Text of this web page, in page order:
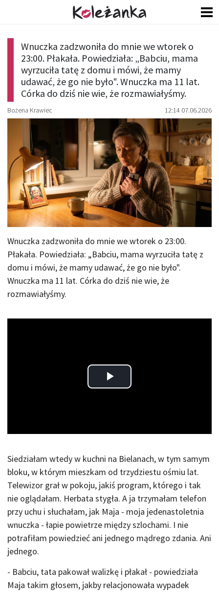
Wnuczka zadzwoniła do mnie we wtorek o
23:00. Płakała. Powiedziała: „Babciu, mama
wyrzuciła tatę z domu i mówi, że mamy
udawać, że go nie było". Wnuczka ma 11 lat.
Córka do dziś nie wie, że rozmawiałyśmy.
Bożena Krawiec 12:14 07.06.2026
Wnuczka zadzwoniła do mnie we wtorek o 23:00.
Płakała. Powiedziała: „Babciu, mama wyrzuciła tatę z
domu i mówi, że mamy udawać, że go nie było".
Wnuczka ma 11 lat. Córka do dziś nie wie, że
rozmawiałyśmy.
Play
Siedziałam wtedy w kuchni na Bielanach, w tym samym
bloku, w którym mieszkam od trzydziestu ośmiu lat.
Telewizor grał w pokoju, jakiś program, którego i tak
nie oglądałam. Herbata stygła. A ja trzymałam telefon
przy uchu i słuchałam, jak Maja - moja jedenastoletnia
wnuczka - łapie powietrze między szlochami. I nie
potrafiłam powiedzieć ani jednego mądrego zdania. Ani
jednego.
- Babciu, tata pakował walizkę i płakał - powiedziała
Maja takim głosem, jakby relacjonowała wypadek